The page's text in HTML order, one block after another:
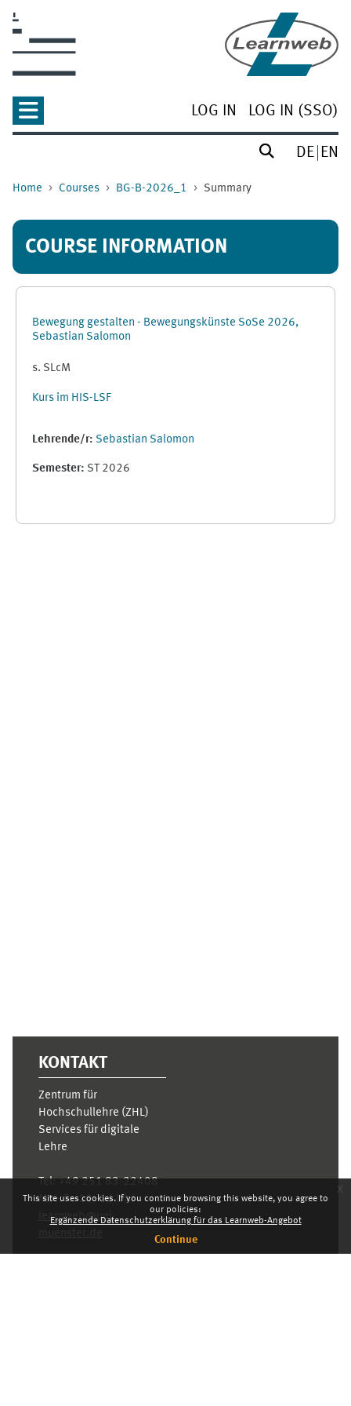
This site uses cookies. If you continue browsing this website, you agree to
our policies:
Ergänzende Datenschutzerklärung für das Learnweb-Angebot
Continue
x
LOG IN LOG IN (SSO)
DE EN
Home Courses BG-B-2026_1 Summary
COURSE INFORMATION
Bewegung gestalten - Bewegungskünste SoSe 2026,
Sebastian Salomon
s. SLcM
Kurs im HIS-LSF
Lehrende/r: Sebastian Salomon
Semester: ST 2026
KONTAKT
Zentrum für
Hochschullehre (ZHL)
Services für digitale
Lehre
Tel:+49 251 83-22408
Mo.- Fr. 10–16 Uhr
learnweb@uni-